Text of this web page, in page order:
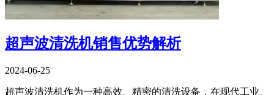
超声波清洗机销售优势解析
2024-06-25
超声波清洗机作为一种高效、精密的清洗设备，在现代工业、